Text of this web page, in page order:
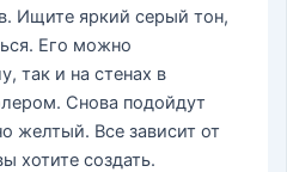
Ищите яркий серый тон,
Его можно
так и на стенах в
Снова подойдут
желтый. Все зависит от
хотите создать.